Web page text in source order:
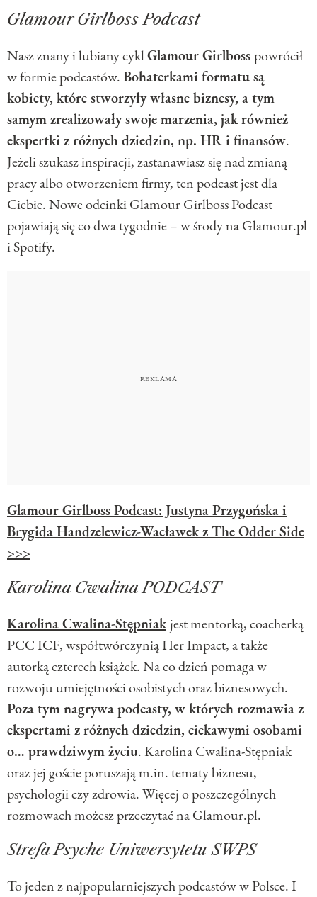
Glamour Girlboss Podcast
Nasz znany i lubiany cyklGlamour Girlbosspowrócił
w formie podcastów.Bohaterkami formatu są
kobiety, które stworzyły własne biznesy, a tym
samym zrealizowały swoje marzenia, jak również
ekspertki z różnych dziedzin, np. HR i finansów.
Jeżeli szukasz inspiracji, zastanawiasz się nad zmianą
pracy albo otworzeniem firmy, ten podcast jest dla
Ciebie. Nowe odcinki Glamour Girlboss Podcast
pojawiają się co dwa tygodnie – w środy na Glamour.pl
i Spotify.
Glamour Girlboss Podcast: Justyna Przygońska i
Brygida Handzelewicz-Wacławek z The Odder Side
>>>
Karolina Cwalina PODCAST
Karolina Cwalina-Stępniakjest mentorką, coacherką
PCC ICF, współtwórczynią Her Impact, a także
autorką czterech książek. Na co dzień pomaga w
rozwoju umiejętności osobistych oraz biznesowych.
Poza tym nagrywa podcasty, w których rozmawia z
ekspertami z różnych dziedzin, ciekawymi osobami
o… prawdziwym życiu. Karolina Cwalina-Stępniak
oraz jej goście poruszają m.in. tematy biznesu,
psychologii czy zdrowia. Więcej o poszczególnych
rozmowach możesz przeczytać na Glamour.pl.
Strefa Psyche Uniwersytetu SWPS
To jeden z najpopularniejszych podcastów w Polsce. I